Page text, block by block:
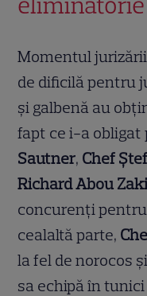
Momentul
de dificilă pentru
și galbenă au
fapt ce i-a obligat
Sautner, Chef
Richard Abou
concurenți
cealaltă parte,
la fel de norocos
sa echipă în tunici